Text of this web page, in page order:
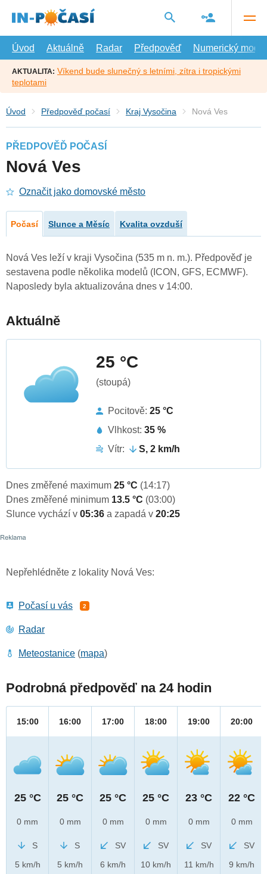
hlavní
Úvod
Aktuálně Radar Předpověď Numerický model
AKTUALITA: Víkend bude slunečný s letními, zítra i tropickými
teplotami
Úvod Předpověď počasí Kraj Vysočina Nová Ves
PŘEDPOVĚĎ POČASÍ
Nová Ves
Označit jako domovské město
Počasí Slunce a Měsíc Kvalita ovzduší
Nová Ves leží v kraji Vysočina (535 m n. m.). Předpověď je
sestavena podle několika modelů (ICON, GFS, ECMWF).
Naposledy byla aktualizována dnes v 14:00.
Aktuálně
25 °C
(stoupá)
Pocitově: 25 °C
Vlhkost: 35 %
Vítr:
S, 2 km/h
Dnes změřené maximum 25 °C (14:17)
Dnes změřené minimum 13.5 °C (03:00)
Slunce vychází v 05:36 a zapadá v 20:25
Nepřehlédněte z lokality Nová Ves:
Počasí u vás 2
Radar
Meteostanice (mapa)
Podrobná předpověď na 24 hodin
15:00
25 °C
0 mm
S
5 km/h
16:00
25 °C
0 mm
S
5 km/h
17:00
25 °C
0 mm
SV
6 km/h
18:00
25 °C
0 mm
SV
10 km/h
19:00
23 °C
0 mm
SV
11 km/h
20:00
22 °C
0 mm
SV
9 km/h